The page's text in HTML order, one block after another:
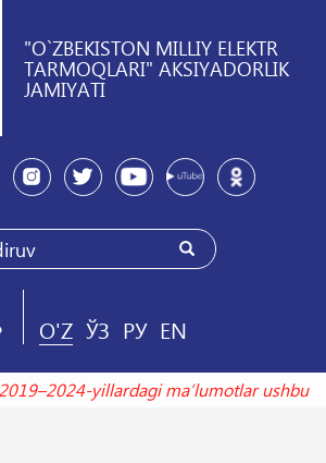
"O`ZBEKISTON MILLIY ELEKTR
TARMOQLARI" AKSIYADORLIK
JAMIYATI
O'Z ЎЗ РУ EN
2019–2024-yillardagi maʼlumotlar